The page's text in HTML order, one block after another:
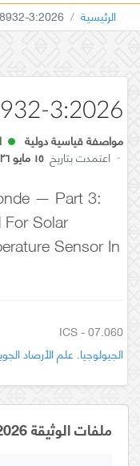
الرئيسية 3:2026
3:2026
مواصفة قياسية دولية
· اعتمدت بتاريخ ١٥ مايو ٢٠٢٦
— Part 3:
Solar
Sensor In
ICS - 07.060
الجيولوجيا. علم الأرصاد
ملفات الوثيقة ISO 8932-3:2026